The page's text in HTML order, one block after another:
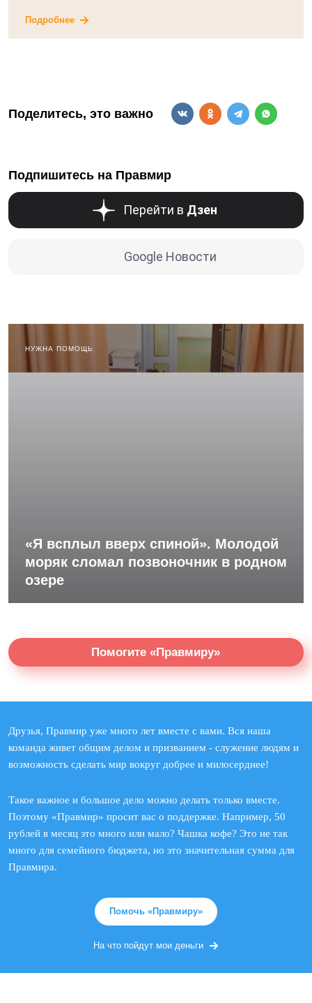
Подробнее
Поделитесь, это важно
Подпишитесь на Правмир
Перейти в Дзен
Google Новости
НУЖНА ПОМОЩЬ
«Я всплыл вверх спиной». Молодой
моряк сломал позвоночник в родном
озере
Помогите «Правмиру»
Друзья, Правмир уже много лет вместе с вами. Вся наша
команда живет общим делом и призванием - служение людям и
возможность сделать мир вокруг добрее и милосерднее!
Такое важное и большое дело можно делать только вместе.
Поэтому «Правмир» просит вас о поддержке. Например, 50
рублей в месяц это много или мало? Чашка кофе? Это не так
много для семейного бюджета, но это значительная сумма для
Правмира.
Помочь «Правмиру»
На что пойдут мои деньги